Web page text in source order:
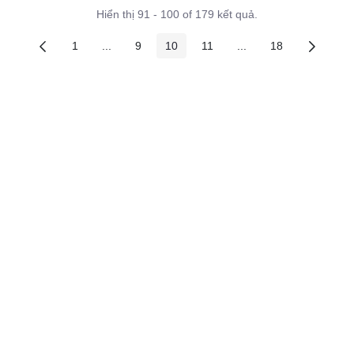
Hiển thị 91 - 100 of 179 kết quả.
Các trang trên cổng
1 Các trang trung gian
Các trang trên cổng
9 Các trang trên cổng
10 Các trang trên cổng
11 Các trang trung gian
Các trang trên
18